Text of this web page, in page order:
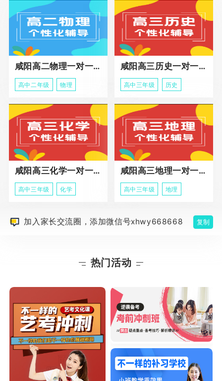
咸阳高二物理一对一辅导
高中二年级 物理
咸阳高三历史一对一冲刺课程
高中三年级 历史
咸阳高三化学一对一辅导课程
高中三年级 化学
咸阳高三地理一对一辅导课程
高中三年级 地理
加入家长交流圈，添加微信号xhwy668668 复制
热门活动